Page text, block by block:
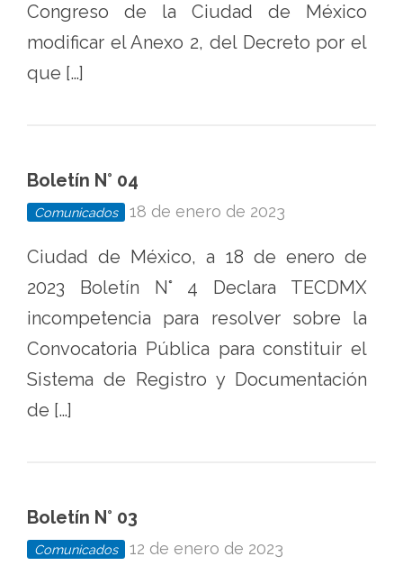
Congreso de la Ciudad de México
modificar el Anexo 2, del Decreto por el
que […]
Boletín N° 04
Comunicados 18 de enero de 2023
Ciudad de México, a 18 de enero de
2023 Boletín N° 4 Declara TECDMX
incompetencia para resolver sobre la
Convocatoria Pública para constituir el
Sistema de Registro y Documentación
de […]
Boletín N° 03
Comunicados 12 de enero de 2023